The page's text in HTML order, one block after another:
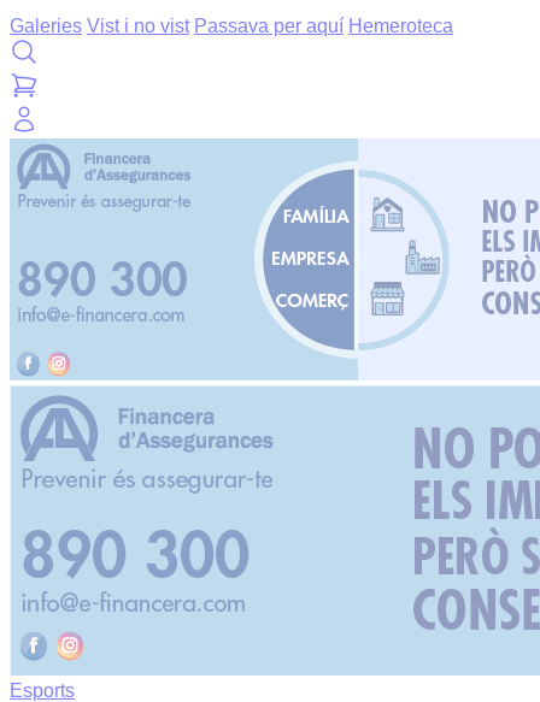
Galeries Vist i no vist Passava per aquí Hemeroteca
Esports